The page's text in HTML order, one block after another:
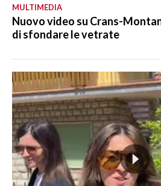
MULTIMEDIA
Nuovo video su Crans-
di sfondare le vetrate